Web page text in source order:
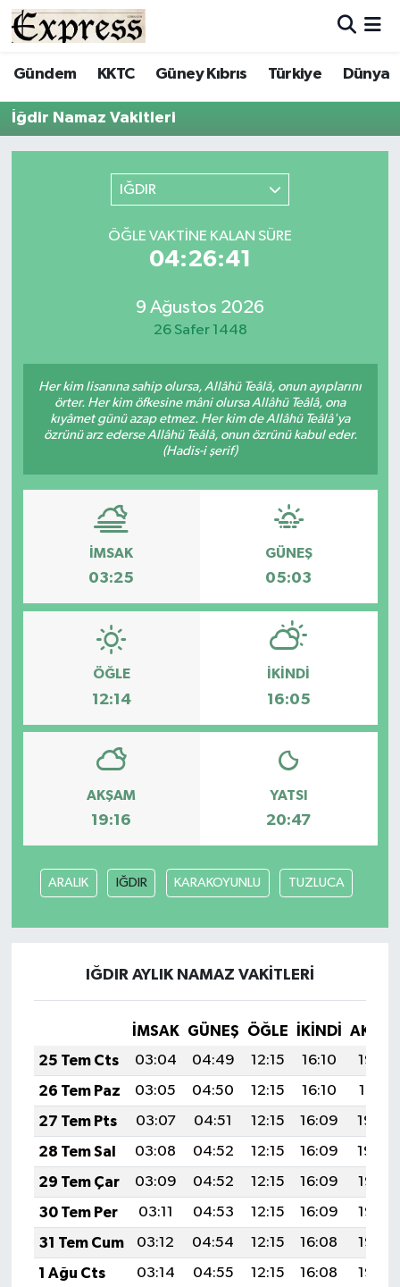
Gündem KKTC Güney Kıbrıs Türkiye Dünya
İğdir Namaz Vakitleri
IĞDIR
ÖĞLE VAKTINE KALAN SÜRE
04:26:41
9 Ağustos 2026
26 Safer 1448
Her kim lisanına sahip olursa, Allâhü Teâlâ, onun ayıplarını
örter. Her kim öfkesine mâni olursa Allâhü Teâlâ, ona
kıyâmet günü azap etmez. Her kim de Allâhü Teâlâ'ya
özrünü arz ederse Allâhü Teâlâ, onun özrünü kabul eder.
(Hadis-i şerif)
İMSAK
03:25
GÜNEŞ
05:03
ÖĞLE
12:14
İKINDI
16:05
AKŞAM
19:16
YATSI
20:47
ARALIK IĞDIR KARAKOYUNLU TUZLUCA
IĞDIR AYLIK NAMAZ VAKITLERI
İMSAK GÜNEŞ ÖĞLE İKINDI
25 Tem Cts
03:04 04:49 12:15 16:10
19:32
26 Tem Paz
03:05 04:50 12:15 16:10
19:31
27 Tem Pts
03:07 04:51 12:15 16:09
19:30
28 Tem Sal
03:08 04:52 12:15 16:09
19:29
29 Tem Çar
03:09 04:52 12:15 16:09
19:28
30 Tem Per
03:11 04:53 12:15 16:09
19:27
31 Tem Cum
03:12 04:54 12:15 16:08
19:26
1 Ağu Cts
03:14 04:55 12:15 16:08
19:25
ALAYKÖY
ALSANCAK
ÇATALKÖY
ENGLISH
ESENTEPE
GAZİMAĞUSA
GİRNE
GÜNDEM
GÜNEY KIBRIS
KÜLTÜR SANAT
LEFKOŞA
MAGAZİN
Nöbetçi Eczaneler
SAĞLIK
SPOR
TATLISU
TEKNOLOJİ
TİCARET
YAŞAM
Hava Durumu
Trafik Durumu
Tüm Manşetler
Son Dakika Haberleri